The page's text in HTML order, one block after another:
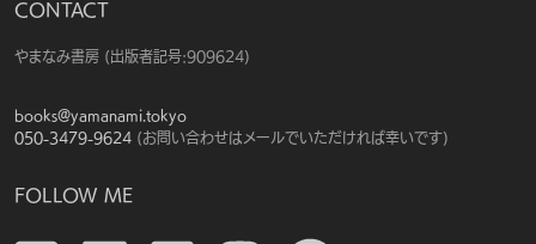
CONTACT
やまなみ書房 （出版者記号：909624）
books@yamanami.tokyo
050-3479-9624 (お問い合わせはメールでいただければ幸いです)
FOLLOW ME